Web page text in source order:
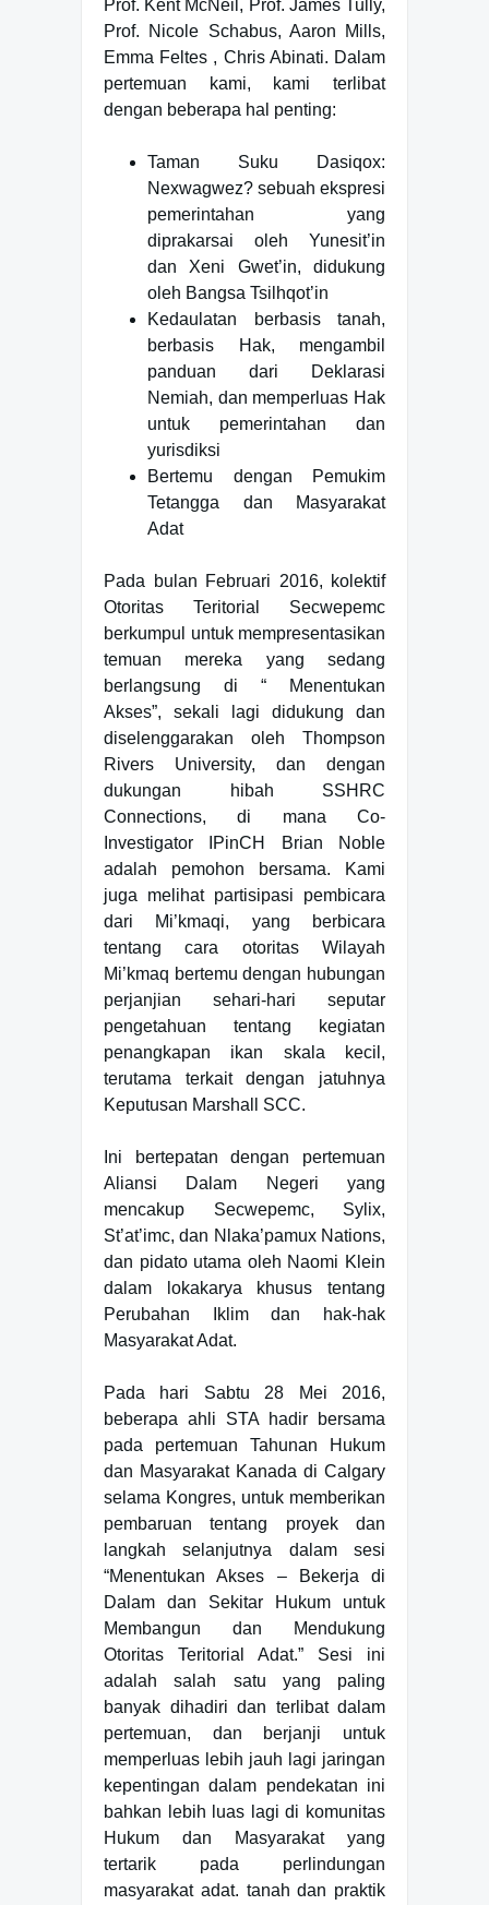
Prof. Kent McNeil, Prof. James Tully,
Prof. Nicole Schabus, Aaron Mills,
Emma Feltes , Chris Abinati. Dalam
pertemuan kami, kami terlibat
dengan beberapa hal penting:
Taman Suku Dasiqox:
Nexwagwez? sebuah ekspresi
pemerintahan yang
diprakarsai oleh Yunesit’in
dan Xeni Gwet’in, didukung
oleh Bangsa Tsilhqot’in
Kedaulatan berbasis tanah,
berbasis Hak, mengambil
panduan dari Deklarasi
Nemiah, dan memperluas Hak
untuk pemerintahan dan
yurisdiksi
Bertemu dengan Pemukim
Tetangga dan Masyarakat
Adat
Pada bulan Februari 2016, kolektif
Otoritas Teritorial Secwepemc
berkumpul untuk mempresentasikan
temuan mereka yang sedang
berlangsung di “ Menentukan
Akses”, sekali lagi didukung dan
diselenggarakan oleh Thompson
Rivers University, dan dengan
dukungan hibah SSHRC
Connections, di mana Co-
Investigator IPinCH Brian Noble
adalah pemohon bersama. Kami
juga melihat partisipasi pembicara
dari Mi’kmaqi, yang berbicara
tentang cara otoritas Wilayah
Mi’kmaq bertemu dengan hubungan
perjanjian sehari-hari seputar
pengetahuan tentang kegiatan
penangkapan ikan skala kecil,
terutama terkait dengan jatuhnya
Keputusan Marshall SCC.
Ini bertepatan dengan pertemuan
Aliansi Dalam Negeri yang
mencakup Secwepemc, Sylix,
St’at’imc, dan Nlaka’pamux Nations,
dan pidato utama oleh Naomi Klein
dalam lokakarya khusus tentang
Perubahan Iklim dan hak-hak
Masyarakat Adat.
Pada hari Sabtu 28 Mei 2016,
beberapa ahli STA hadir bersama
pada pertemuan Tahunan Hukum
dan Masyarakat Kanada di Calgary
selama Kongres, untuk memberikan
pembaruan tentang proyek dan
langkah selanjutnya dalam sesi
“Menentukan Akses – Bekerja di
Dalam dan Sekitar Hukum untuk
Membangun dan Mendukung
Otoritas Teritorial Adat.” Sesi ini
adalah salah satu yang paling
banyak dihadiri dan terlibat dalam
pertemuan, dan berjanji untuk
memperluas lebih jauh lagi jaringan
kepentingan dalam pendekatan ini
bahkan lebih luas lagi di komunitas
Hukum dan Masyarakat yang
tertarik pada perlindungan
masyarakat adat. tanah dan praktik